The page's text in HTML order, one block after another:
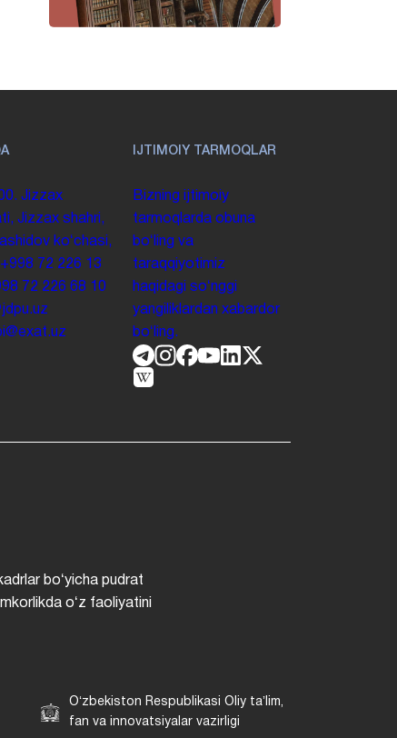
Jizzax
Jizzax shahri,
koʻchasi,
+998 72 226 13
72 226 68 10
IJTIMOIY TARMOQLAR
Bizning ijtimoiy
tarmoqlarda obuna
boʻling va
taraqqiyotimiz
haqidagi soʻnggi
yangiliklardan xabardor
boʻling.
boʻyicha pudrat
oʻz faoliyatini
Oʻzbekiston Respublikasi Oliy taʼlim,
fan va innovatsiyalar vazirligi